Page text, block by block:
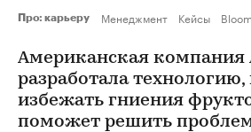
Про: карьеру Менеджмент Кейсы
Американская компания
разработала
избежать гниения
поможет решить